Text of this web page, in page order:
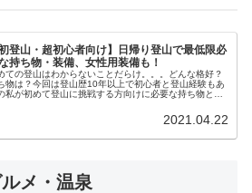
初登山・超初心者向け】日帰り登山で最低限必
持ち物・装備、女性用装備も！
ての登山はわからないことだらけ。。。どんな格好？
物は？今回は登山歴10年以上で初心者と登山経験もあ
私が初めて登山に挑戦する方向けに必要な持ち物と装
2021.04.22
メ・温泉